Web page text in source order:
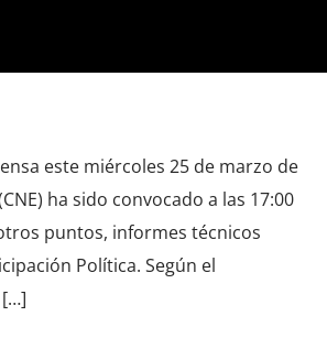
este miércoles 25 de marzo de
ha sido convocado a las 17:00
puntos, informes técnicos
Política. Según el
[…]